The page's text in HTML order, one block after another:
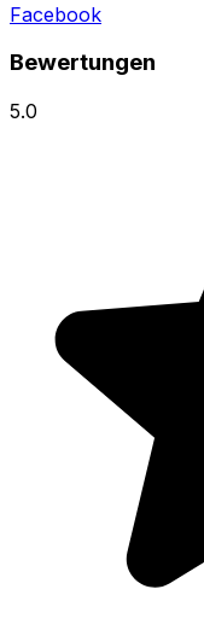
Facebook
Bewertungen
5.0